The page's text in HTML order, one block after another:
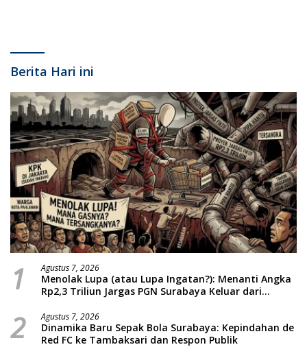
Berita Hari ini
1 Agustus 7, 2026
Menolak Lupa (atau Lupa Ingatan?): Menanti Angka
Rp2,3 Triliun Jargas PGN Surabaya Keluar dari
2 Agustus 7, 2026
Dinamika Baru Sepak Bola Surabaya: Kepindahan de
Red FC ke Tambaksari dan Respon Publik